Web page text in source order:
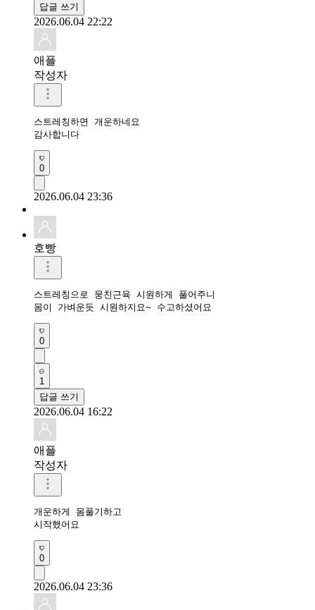
답글 쓰기
2026.06.04 22:22
애플
작성자
스트레칭하면 개운하네요
감사합니다
0
2026.06.04 23:36
호빵
스트레칭으로 뭉친근육 시원하게 풀어주니
몸이 가벼운듯 시원하지요~ 수고하셨어요
0
1
답글 쓰기
2026.06.04 16:22
애플
작성자
개운하게 몸풀기하고
시작했어요
0
2026.06.04 23:36